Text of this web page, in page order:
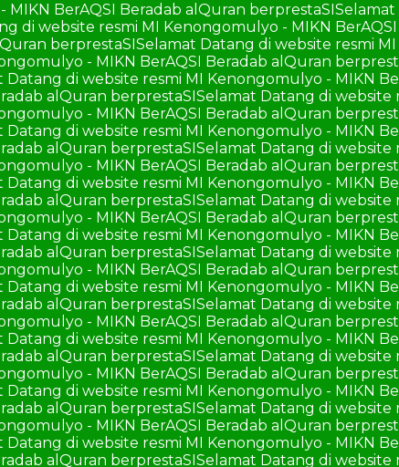
BerAQSI Beradab alQuran berprestaSI
di website resmi MI Kenongomulyo - MIKN
berprestaSISelamat Datang di website resmi
- MIKN BerAQSI Beradab alQuran
Datang di website resmi MI Kenongomulyo - MIKN
alQuran berprestaSISelamat Datang di website
- MIKN BerAQSI Beradab alQuran
Datang di website resmi MI Kenongomulyo - MIKN
alQuran berprestaSISelamat Datang di website
- MIKN BerAQSI Beradab alQuran
Datang di website resmi MI Kenongomulyo - MIKN
alQuran berprestaSISelamat Datang di website
- MIKN BerAQSI Beradab alQuran
Datang di website resmi MI Kenongomulyo - MIKN
alQuran berprestaSISelamat Datang di website
- MIKN BerAQSI Beradab alQuran
Datang di website resmi MI Kenongomulyo - MIKN
alQuran berprestaSISelamat Datang di website
- MIKN BerAQSI Beradab alQuran
Datang di website resmi MI Kenongomulyo - MIKN
alQuran berprestaSISelamat Datang di website
- MIKN BerAQSI Beradab alQuran
Datang di website resmi MI Kenongomulyo - MIKN
alQuran berprestaSISelamat Datang di website
- MIKN BerAQSI Beradab alQuran
Datang di website resmi MI Kenongomulyo - MIKN
alQuran berprestaSISelamat Datang di website